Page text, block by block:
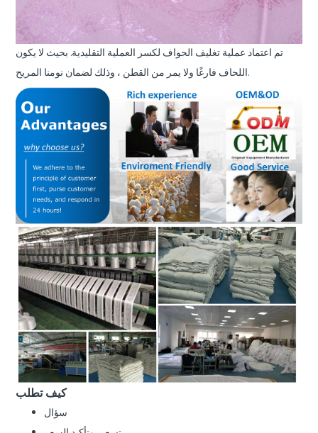
تم اعتماد عملية تغليف الحواف لكسر العملية التقليدية. بحيث لا يكون
اللحاف فارغًا ولا يمر من القطن ، وذلك لضمان نومنا المريح.
كيف تطلب
سؤال